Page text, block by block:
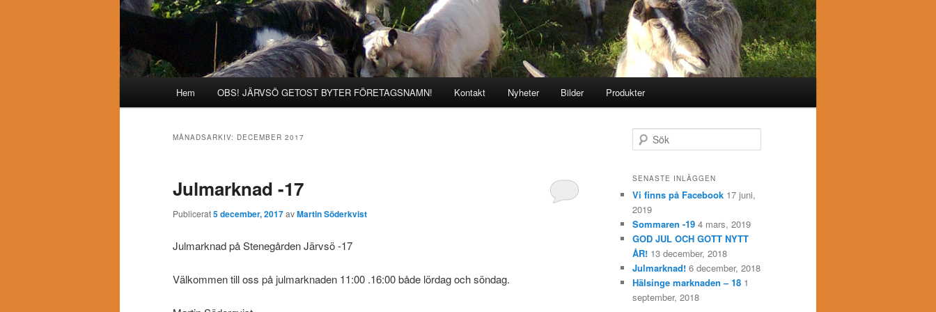
Hem OBS! JÄRVSÖ GETOST BYTER FÖRETAGSNAMN! Kontakt Nyheter Bilder Produkter
MÅNADSARKIV: DECEMBER 2017
Julmarknad -17
Publicerat5 december, 2017avMartin Söderkvist
Julmarknad på Stenegården Järvsö -17
Välkommen till oss på julmarknaden 11:00 .16:00 både lördag och söndag.
ö
SENASTE INLÄGGEN
Vi finns på Facebook 17 juni,
2019
Sommaren -19 4 mars, 2019
GOD JUL OCH GOTT NYTT
ÅR! 13 december, 2018
Julmarknad! 6 december, 2018
Hälsinge marknaden – 18 1
september, 2018